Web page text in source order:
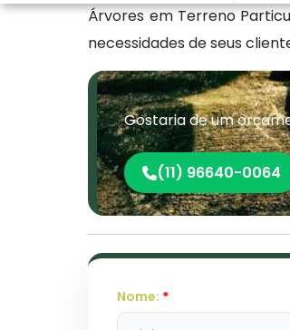
Árvores em Terreno
necessidades de seus
Gostaria de um
(11) 96640-0064
Nome: *